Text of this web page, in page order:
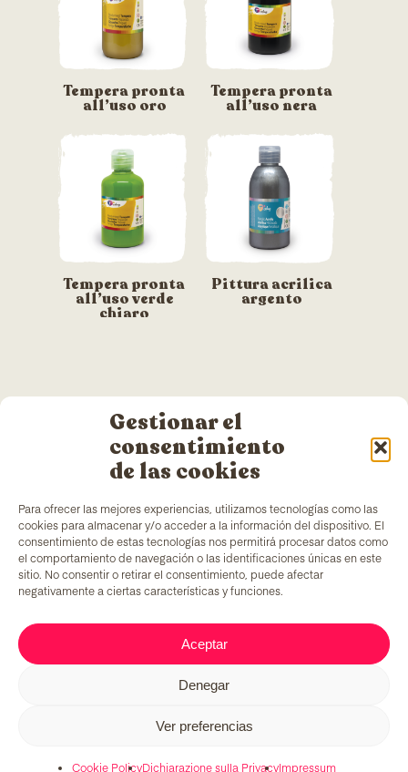
Gestionar el
consentimiento
de las cookies
Para ofrecer las mejores experiencias, utilizamos tecnologías como las
cookies para almacenar y/o acceder a la información del dispositivo. El
consentimiento de estas tecnologías nos permitirá procesar datos como
el comportamiento de navegación o las identificaciones únicas en este
sitio. No consentir o retirar el consentimiento, puede afectar
negativamente a ciertas características y funciones.
Aceptar
Denegar
Ver preferencias
Cookie PolicyDichiarazione sulla Privacy Impressum
Tempera pronta
all’uso oro
Tempera pronta
all’uso nera
Tempera pronta
all’uso verde
chiaro
Pittura acrilica
argento
di vernici a Barcellona e di un laboratorio interno
per la creazione di vernici e adesivi. Vernici a base
generare occupazione per persone in situazioni di